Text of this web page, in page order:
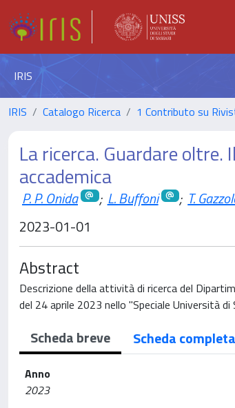
IRIS
IRIS Catalogo Ricerca 1 Contributo su
La ricerca. Guardare
accademica
P. P. Onida ; L. Buffoni ; T.
2023-01-01
Abstract
Descrizione della attività di ricerca del
del 24 aprile 2023 nello "Speciale Università di
Scheda breve Scheda completa
Anno
2023